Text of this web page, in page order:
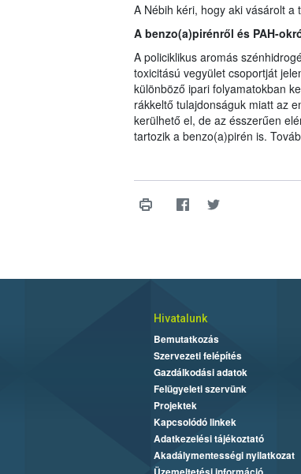
A Nébih kéri, hogy aki vásárolt a
A benzo(a)pirénről és PAH-
A policiklikus aromás
toxicitású vegyület csoportját
különböző ipari folyamatokban
rákkeltő tulajdonságuk miatt az
kerülhető el, de az ésszerűen
tartozik a benzo(a)pirén is.
Hivatalunk
Bemutatkozás
Szervezeti felépítés
Gazdálkodási adatok
Felügyeleti szervünk
Projektek
Kapcsolódó linkek
Adatkezelési tájékoztató
Akadálymentességi nyilatkozat